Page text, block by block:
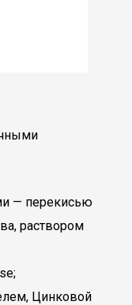
— перекисью
раствором
Цинковой